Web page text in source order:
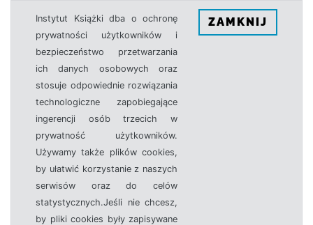
Instytut Książki dba o ochronę
prywatności użytkowników i
bezpieczeństwo przetwarzania
ich danych osobowych oraz
stosuje odpowiednie rozwiązania
technologiczne zapobiegające
ingerencji osób trzecich w
prywatność użytkowników.
Używamy także plików cookies,
by ułatwić korzystanie z naszych
serwisów oraz do celów
statystycznych.Jeśli nie chcesz,
by pliki cookies były zapisywane
ZAMKNIJ